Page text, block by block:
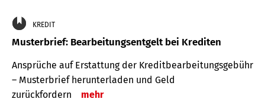
KREDIT
Musterbrief: Bearbeitungsentgelt bei Krediten
Ansprüche auf Erstattung der Kreditbearbeitungsgebühr
– Musterbrief herunterladen und Geld
zurückfordern
mehr